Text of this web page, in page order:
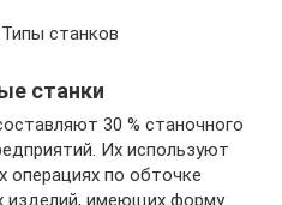
станков
станки
30 % станочного
Их используют
операциях по обточке
изделий, имеющих форму